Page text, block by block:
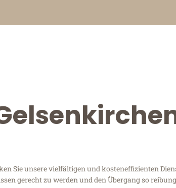
Sie unsere vielfältigen und kosteneffizienten
gerecht zu werden und den Übergang so